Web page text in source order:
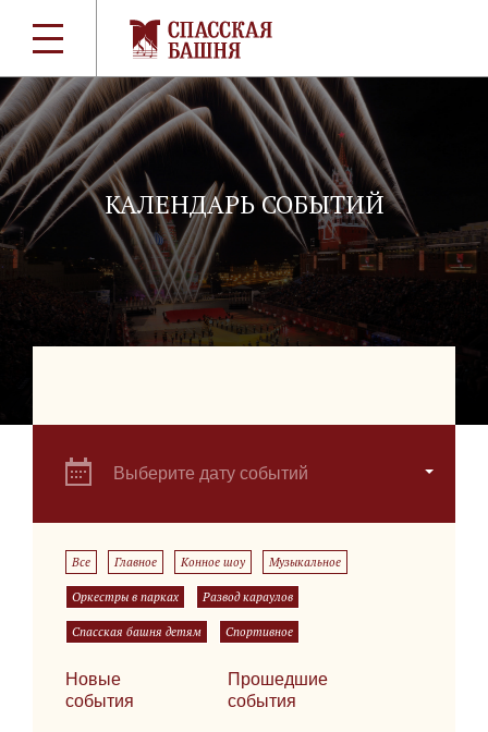
КАЛЕНДАРЬ СОБЫТИЙ
Выберите дату событий
Все Главное Конное шоу Музыкальное
Оркестры в парках Развод караулов
Спасская башня детям Спортивное
Новые
события
Прошедшие
события